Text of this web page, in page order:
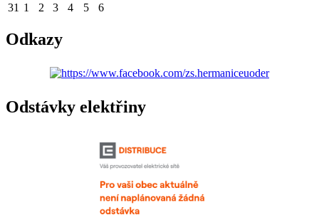
31 1 2 3 4 5 6
Odkazy
Odstávky elektřiny